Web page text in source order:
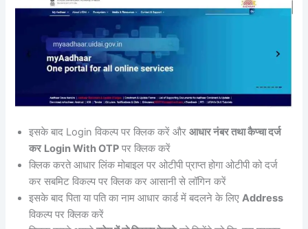
इसके बाद Login विकल्प पर क्लिक करें औरआधार नंबर तथा कैप्चा दर्ज
कर Login With OTP पर क्लिक करें
क्लिक करते आधार लिंक मोबाइल पर ओटीपी प्राप्त होगा ओटीपी को दर्ज
कर सबमिट विकल्प पर क्लिक कर आसानी से लॉगिन करें
इसके बाद पिता या पति का नाम आधार कार्ड में बदलने के लिएAddress
विकल्प पर क्लिक करें